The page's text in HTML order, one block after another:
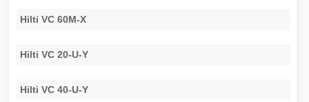
Hilti VC 60M-X
Hilti VC 20-U-Y
Hilti VC 40-U-Y